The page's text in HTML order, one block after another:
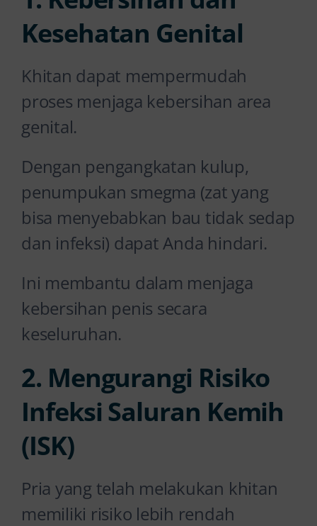
Kesehatan Genital
Khitan dapat mempermudah
proses menjaga kebersihan area
genital.
Dengan pengangkatan kulup,
penumpukan smegma (zat yang
bisa menyebabkan bau tidak sedap
dan infeksi) dapat Anda hindari.
Ini membantu dalam menjaga
kebersihan penis secara
keseluruhan.
2. Mengurangi Risiko
Infeksi Saluran Kemih
(ISK)
Pria yang telah melakukan khitan
memiliki risiko lebih rendah